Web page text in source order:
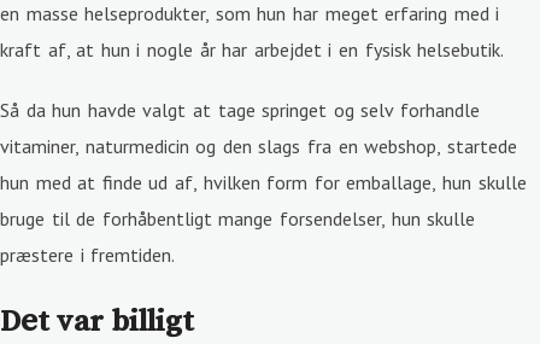
en masse helseprodukter, som hun har meget erfaring med i
kraft af, at hun i nogle år har arbejdet i en fysisk helsebutik.
Så da hun havde valgt at tage springet og selv forhandle
vitaminer, naturmedicin og den slags fra en webshop, startede
hun med at finde ud af, hvilken form for emballage, hun skulle
bruge til de forhåbentligt mange forsendelser, hun skulle
præstere i fremtiden.
Det var billigt